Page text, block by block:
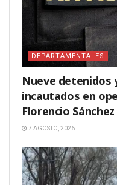
DEPARTAMENTALES
Nueve detenidos
incautados en
Florencio Sánchez
7 AGOSTO, 2026